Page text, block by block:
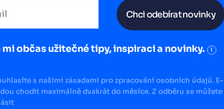
Chci odebírat novinky
občas užitečné tipy, inspiraci a novinky. i
s našimi zásadami pro zpracování osobních údajů. E-
chodit maximálně dvakrát do měsíce. Z odběru se můžete